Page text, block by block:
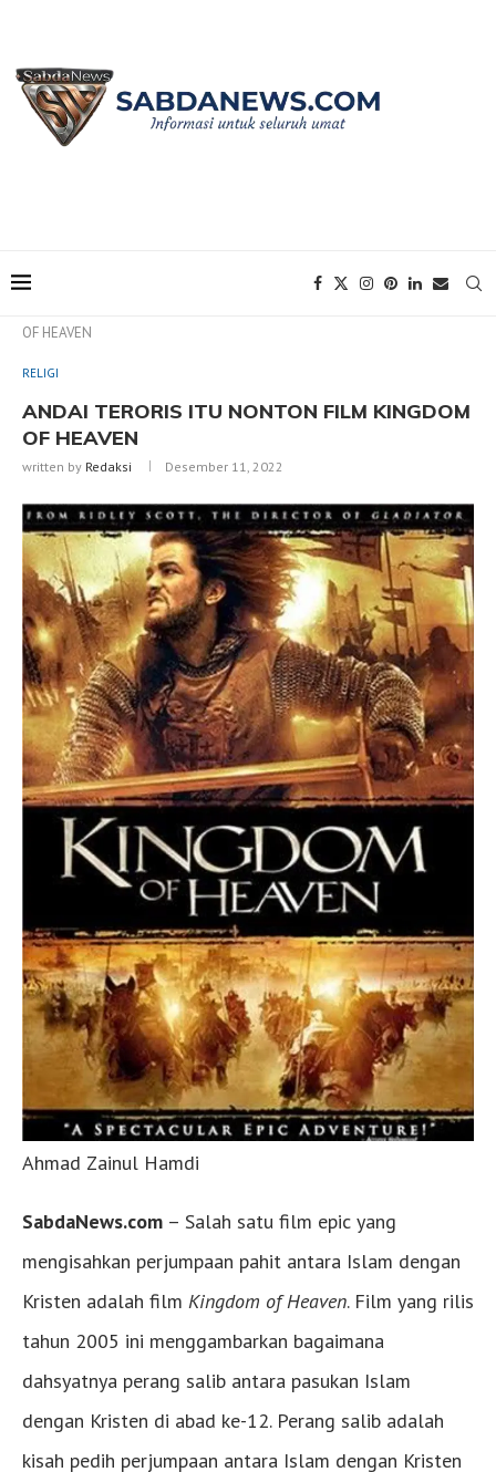
OF HEAVEN
RELIGI
ANDAI TERORIS ITU NONTON FILM KINGDOM
OF HEAVEN
written by Redaksi Desember 11, 2022
Ahmad Zainul Hamdi
SabdaNews.com – Salah satu film epic yang
mengisahkan perjumpaan pahit antara Islam dengan
Kristen adalah film Kingdom of Heaven. Film yang rilis
tahun 2005 ini menggambarkan bagaimana
dahsyatnya perang salib antara pasukan Islam
dengan Kristen di abad ke-12. Perang salib adalah
kisah pedih perjumpaan antara Islam dengan Kristen